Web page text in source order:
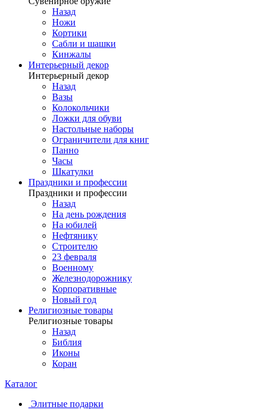
Назад
Ножи
Кортики
Сабли и шашки
Кинжалы
Интерьерный декор
Интерьерный декор
Назад
Вазы
Колокольчики
Ложки для обуви
Настольные наборы
Ограничители для книг
Панно
Часы
Шкатулки
Праздники и профессии
Праздники и профессии
Назад
На день рождения
На юбилей
Нефтянику
Строителю
23 февраля
Военному
Железнодорожнику
Корпоративные
Новый год
Религиозные товары
Религиозные товары
Назад
Библия
Иконы
Коран
Каталог
Элитные подарки